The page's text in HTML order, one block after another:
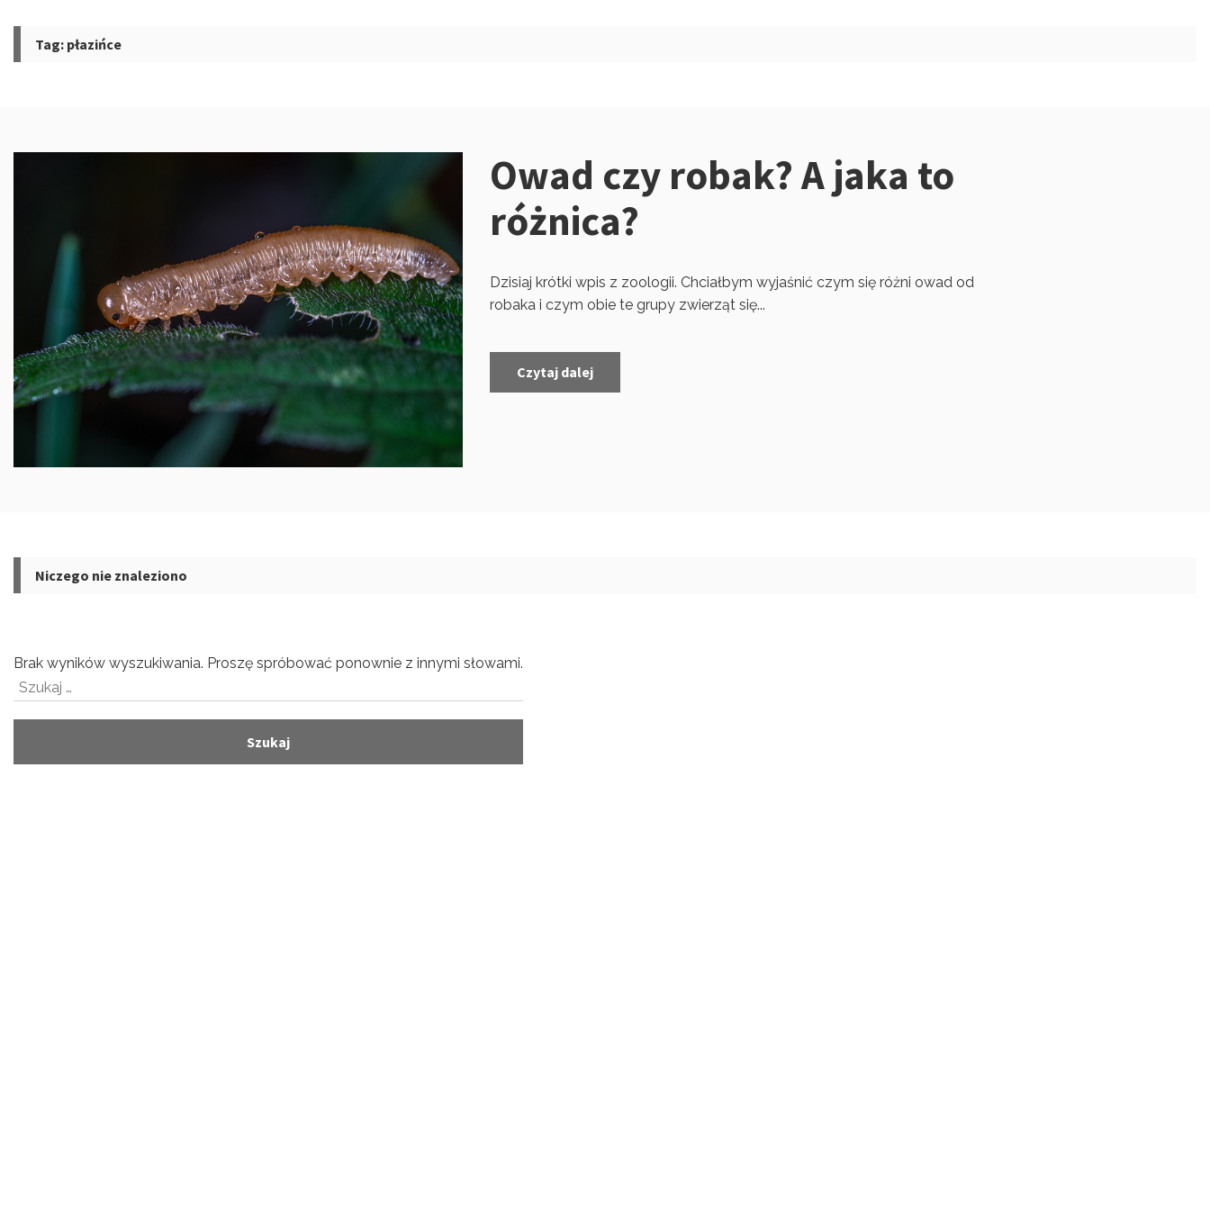
Tag: płazińce
Owad czy robak? A jaka to
różnica?
Dzisiaj krótki wpis z zoologii. Chciałbym wyjaśnić czym się różni owad od
robaka i czym obie te grupy zwierząt się...
Czytaj dalej
Niczego nie znaleziono
Brak wyników wyszukiwania. Proszę spróbować ponownie z innymi słowami.
Szukaj: